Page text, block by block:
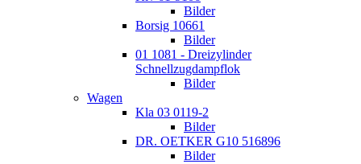
Bilder
Borsig 10661
Bilder
01 1081 - Dreizylinder
Schnellzugdampflok
Bilder
Wagen
Kla 03 0119-2
Bilder
DR. OETKER G10 516896
Bilder